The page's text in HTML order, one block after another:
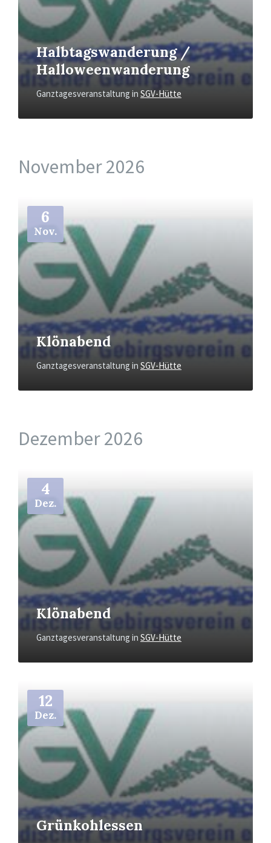
Halbtagswanderung /
Halloweenwanderung
Ganztagesveranstaltung in SGV-Hütte
November 2026
6
Nov.
Klönabend
Ganztagesveranstaltung in SGV-Hütte
Dezember 2026
4
Dez.
Klönabend
Ganztagesveranstaltung in SGV-Hütte
12
Dez.
Grünkohlessen